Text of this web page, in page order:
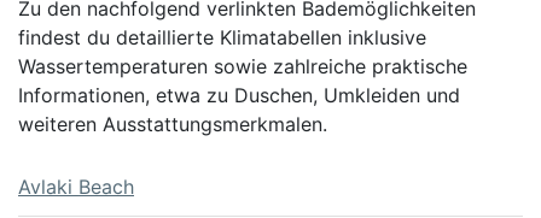
Zu den nachfolgend verlinkten Bademöglichkeiten
findest du detaillierte Klimatabellen inklusive
Wassertemperaturen sowie zahlreiche praktische
Informationen, etwa zu Duschen, Umkleiden und
weiteren Ausstattungsmerkmalen.
Avlaki Beach